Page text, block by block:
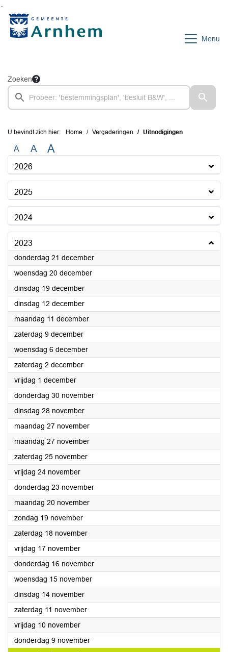
Menu
Zoeken
U bevindt zich hier: Home Vergaderingen Uitnodigingen
A A A
2026
2025
2024
2023
donderdag 21 december2023
woensdag 20 december2023
dinsdag 19 december2023
dinsdag 12 december2023
maandag 11 december2023
zaterdag 9 december2023
woensdag 6 december2023
zaterdag 2 december2023
vrijdag 1 december2023
donderdag 30 november2023
dinsdag 28 november2023
maandag 27 november2023
maandag 27 november2023
zaterdag 25 november2023
vrijdag 24 november2023
donderdag 23 november2023
maandag 20 november2023
zondag 19 november2023
zaterdag 18 november2023
vrijdag 17 november2023
donderdag 16 november2023
woensdag 15 november2023
dinsdag 14 november2023
zaterdag 11 november2023
vrijdag 10 november2023
donderdag 9 november2023